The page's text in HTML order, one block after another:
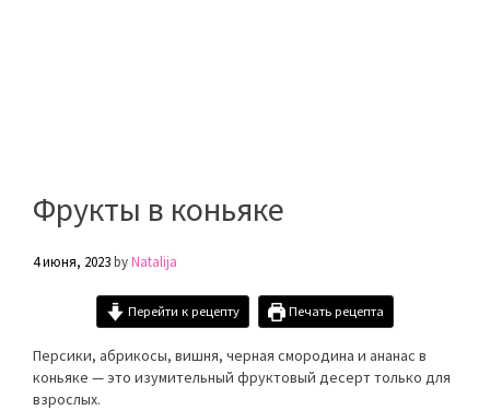
Фрукты в коньяке
4 июня, 2023byNatalija
Перейти к рецепту Печать рецепта
Персики, абрикосы, вишня, черная смородина и ананас в
коньяке — это изумительный фруктовый десерт только для
взрослых.